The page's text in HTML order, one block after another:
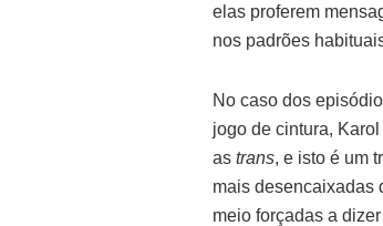
elas proferem
nos padrões
No caso dos
jogo de cintura,
as trans, e isto é um
mais desencaixadas
meio forçadas a